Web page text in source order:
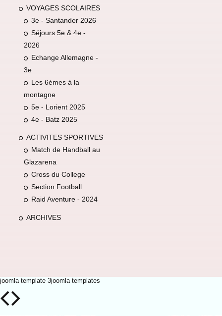
VOYAGES SCOLAIRES
3e - Santander 2026
Séjours 5e & 4e -
2026
Echange Allemagne -
3e
Les 6èmes à la
montagne
5e - Lorient 2025
4e - Batz 2025
ACTIVITES SPORTIVES
Match de Handball au
Glazarena
Cross du College
Section Football
Raid Aventure - 2024
ARCHIVES
joomla template 3joomla templates